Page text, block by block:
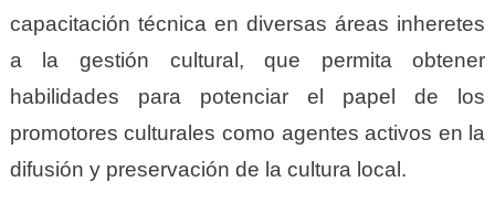
capacitación técnica en diversas áreas inheretes
a la gestión cultural, que permita obtener
habilidades para potenciar el papel de los
promotores culturales como agentes activos en la
difusión y preservación de la cultura local.